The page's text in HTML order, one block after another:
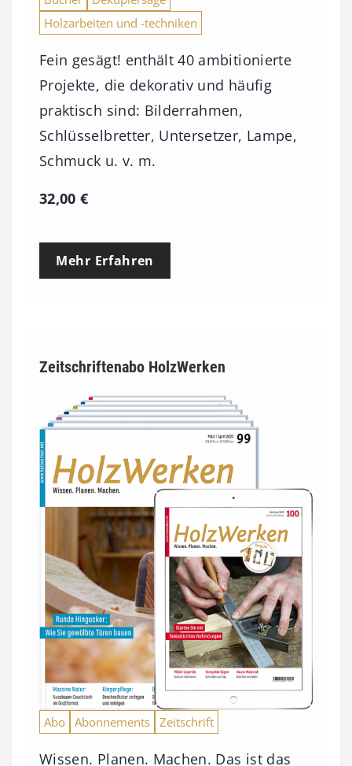
Holzarbeiten und -techniken
Fein gesägt! enthält 40 ambitionierte
Projekte, die dekorativ und häufig
praktisch sind: Bilderrahmen,
Schlüsselbretter, Untersetzer, Lampe,
Schmuck u. v. m.
32,00€
Mehr Erfahren
Zeitschriftenabo HolzWerken
Abo Abonnements Zeitschrift
Wissen. Planen. Machen. Das ist das